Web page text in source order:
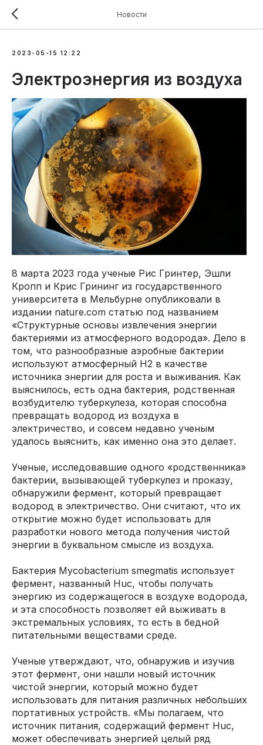
Новости
2023-05-15 12:22
Электроэнергия из воздуха
8 марта 2023 года ученые Рис Гринтер, Эшли
Кропп и Крис Грининг из государственного
университета в Мельбурне опубликовали в
издании nature.com статью под названием
«Структурные основы извлечения энергии
бактериями из атмосферного водорода». Дело в
том, что разнообразные аэробные бактерии
используют атмосферный Н2 в качестве
источника энергии для роста и выживания. Как
выяснилось, есть одна бактерия, родственная
возбудителю туберкулеза, которая способна
превращать водород из воздуха в
электричество, и совсем недавно ученым
удалось выяснить, как именно она это делает.
Ученые, исследовавшие одного «родственника»
бактерии, вызывающей туберкулез и проказу,
обнаружили фермент, который превращает
водород в электричество. Они считают, что их
открытие можно будет использовать для
разработки нового метода получения чистой
энергии в буквальном смысле из воздуха.
Бактерия Mycobacterium smegmatis использует
фермент, названный Huc, чтобы получать
энергию из содержащегося в воздухе водорода,
и эта способность позволяет ей выживать в
экстремальных условиях, то есть в бедной
питательными веществами среде.
Ученые утверждают, что, обнаружив и изучив
этот фермент, они нашли новый источник
чистой энергии, который можно будет
использовать для питания различных небольших
портативных устройств. «Мы полагаем, что
источник питания, содержащий фермент Huc,
может обеспечивать энергией целый ряд